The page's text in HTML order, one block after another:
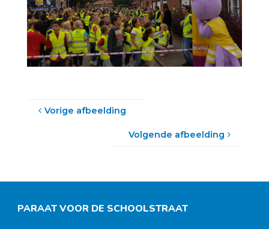
Vorige afbeelding
Volgende afbeelding
PARAAT VOOR DE SCHOOLSTRAAT